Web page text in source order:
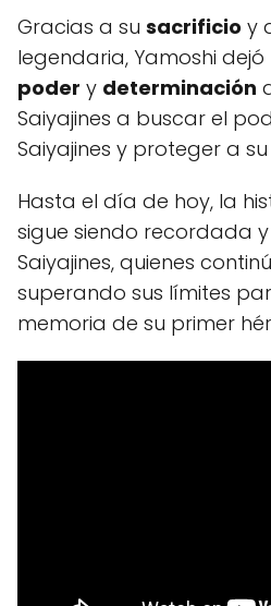
Gracias a su sacrificio y
legendaria, Yamoshi
poder y determinación
Saiyajines a buscar el
Saiyajines y proteger a
Hasta el día de hoy, la
sigue siendo recordada
Saiyajines, quienes
superando sus límites
memoria de su primer